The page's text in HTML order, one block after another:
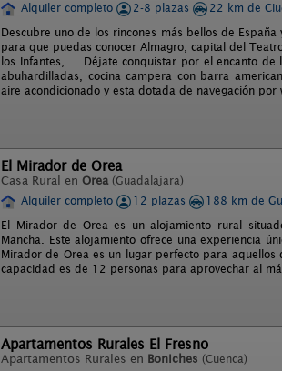
Alquiler completo
2-8 plazas 22 km de
Descubre uno de los rincones más bellos de
para que puedas conocer Almagro, capital del
los Infantes, … Déjate conquistar por el encanto
abuhardilladas, cocina campera con barra
aire acondicionado y esta dotada de navegación por
El Mirador de Orea
Casa Rural en Orea (Guadalajara)
Alquiler completo
12 plazas
188 km de
El Mirador de Orea es un alojamiento rural
Mancha. Este alojamiento ofrece una experiencia
Mirador de Orea es un lugar perfecto para
capacidad es de 12 personas para aprovechar al
Apartamentos Rurales El Fresno
Apartamentos Rurales en Boniches (Cuenca)